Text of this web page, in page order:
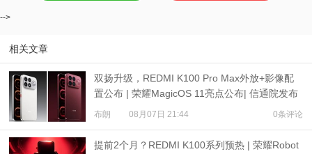
-->
相关文章
双扬升级，REDMI K100 Pro Max外放+影像配
置公布 | 荣耀MagicOS 11亮点公布| 信通院发布
eSIM研究报告
布朗 08月07日 21:44 0条评论
提前2个月？REDMI K100系列预热 | 荣耀Robot